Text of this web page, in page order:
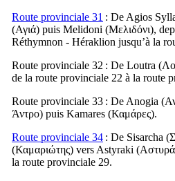
Route provinciale 31 : De Agios
(Αγιά) puis Melidoni (Μελιδόνι),
Réthymnon - Héraklion jusqu’à la
Route provinciale 32 : De Loutra (
de la route provinciale 22 à la route
Route provinciale 33 : De Anogia (
Άντρο) puis Kamares (Καμάρες).
Route provinciale 34 : De Sisarcha (
(Καμαριώτης) vers Astyraki (
la route provinciale 29.